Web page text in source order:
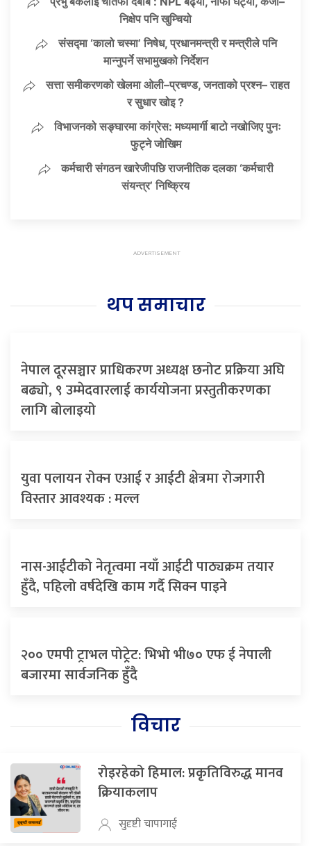
निक्षेप पनि खुम्चियो
संसद्मा ‘कालो चस्मा’ निषेध, प्रधानमन्त्री र मन्त्रीले पनि
मान्नुपर्ने सभामुखको निर्देशन
सत्ता समीकरणको खेलमा ओली–प्रचण्ड, जनताको प्रश्न– राहत
र सुधार खोइ ?
विभाजनको सङ्घारमा कांग्रेस: मध्यमार्गी बाटो नखोजिए पुनः
फुट्ने जोखिम
कर्मचारी संगठन खारेजीपछि राजनीतिक दलका ‘कर्मचारी
संयन्त्र’ निष्क्रिय
थप समाचार
नेपाल दूरसञ्चार प्राधिकरण अध्यक्ष छनोट प्रक्रिया अघि
बढ्यो, ९ उम्मेदवारलाई कार्ययोजना प्रस्तुतीकरणका
लागि बोलाइयो
युवा पलायन रोक्न एआई र आईटी क्षेत्रमा रोजगारी
विस्तार आवश्यक : मल्ल
नास-आईटीको नेतृत्वमा नयाँ आईटी पाठ्यक्रम तयार
हुँदै, पहिलो वर्षदेखि काम गर्दै सिक्न पाइने
२०० एमपी ट्राभल पोट्र्रेट: भिभो भी७० एफ ई नेपाली
बजारमा सार्वजनिक हुँदै
विचार
रोइरहेको हिमाल: प्रकृतिविरुद्ध मानव
क्रियाकलाप
सुदृष्टी चापागाई